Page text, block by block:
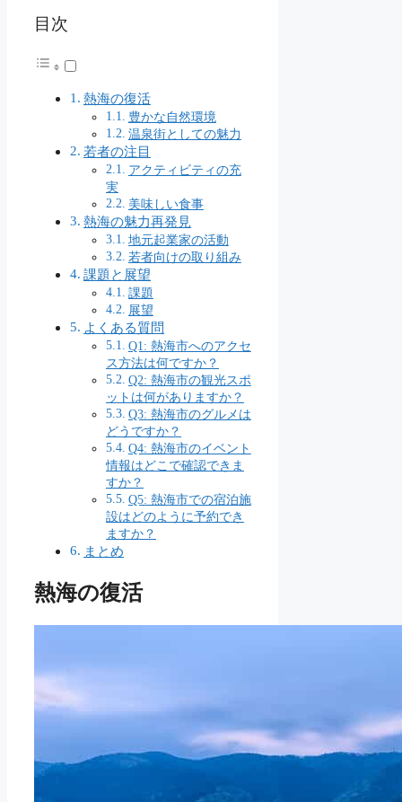
目次
熱海の復活
豊かな自然環境
温泉街としての魅力
若者の注目
アクティビティの充
実
美味しい食事
熱海の魅力再発見
地元起業家の活動
若者向けの取り組み
課題と展望
課題
展望
よくある質問
Q1: 熱海市へのアクセ
ス方法は何ですか？
Q2: 熱海市の観光スポ
ットは何がありますか？
Q3: 熱海市のグルメは
どうですか？
Q4: 熱海市のイベント
情報はどこで確認できま
すか？
Q5: 熱海市での宿泊施
設はどのように予約でき
ますか？
まとめ
熱海の復活